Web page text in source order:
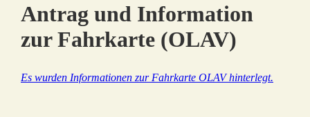
Antrag und Information
zur Fahrkarte (OLAV)
Es wurden Informationen zur Fahrkarte OLAV hinterlegt.